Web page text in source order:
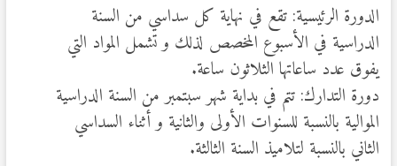
الدورة الرئيسية: تقع في نهاية كل سداسي من السنة
الدراسية في الأسبوع المخصص لذلك و تشمل المواد التي
يفوق عدد ساعاتها الثلاثون ساعة.
دورة التدارك: تتم في بداية شهر سبتمبر من السنة الدراسية
الموالية بالنسبة للسنوات الأولى والثانية و أثناء السداسي
الثاني بالنسبة لتلاميذ السنة الثالثة.